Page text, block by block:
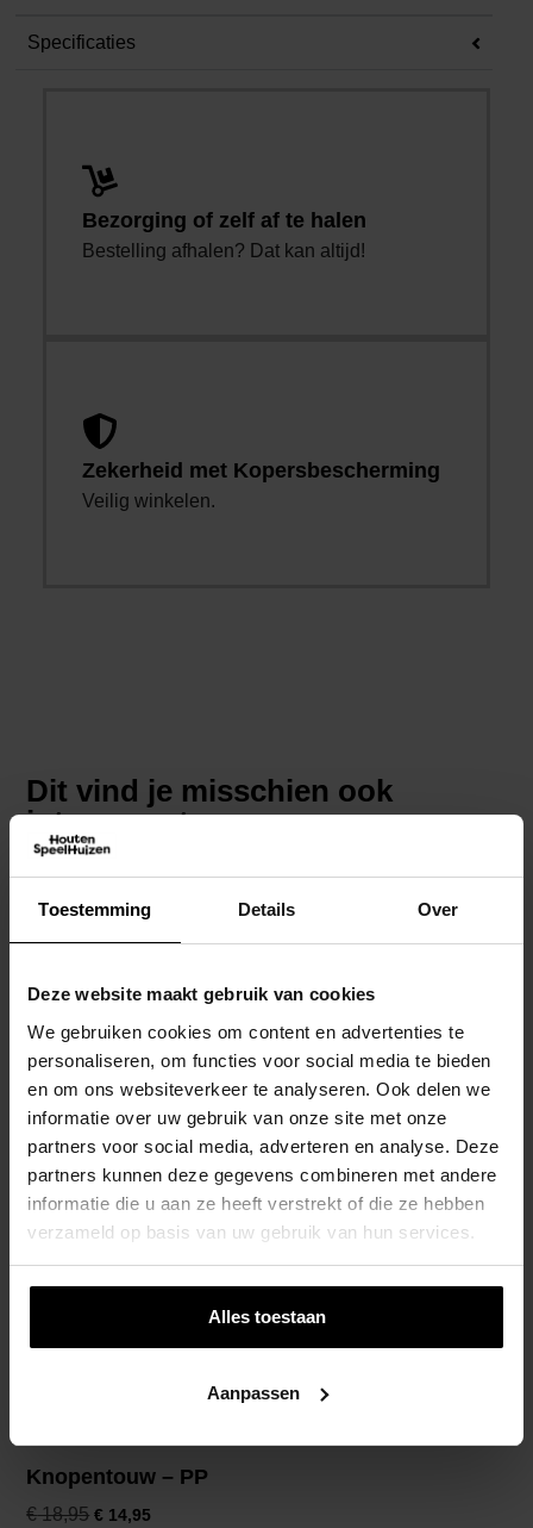
Toestemming Details Over
Deze website maakt gebruik van cookies
We gebruiken cookies om content en advertenties te
personaliseren, om functies voor social media te bieden
en om ons websiteverkeer te analyseren. Ook delen we
informatie over uw gebruik van onze site met onze
partners voor social media, adverteren en analyse. Deze
partners kunnen deze gegevens combineren met andere
informatie die u aan ze heeft verstrekt of die ze hebben
verzameld op basis van uw gebruik van hun services.
Alles toestaan
Aanpassen
Specificaties
Bezorging of zelf af te halen
Bestelling afhalen? Dat kan altijd!
Zekerheid met Kopersbescherming
Veilig winkelen.
Dit vind je misschien ook
interessant
Speeltoren Junior One – Prestige Garden
€129,00
Opties Selecteren
KBT Klimtouw Zonder Knopen
€14,95
Knopentouw – PP
€18,95 € 14,95